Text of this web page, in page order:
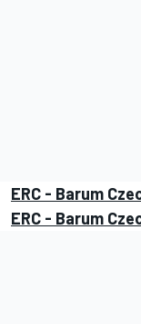
ERC - Barum
ERC - Barum